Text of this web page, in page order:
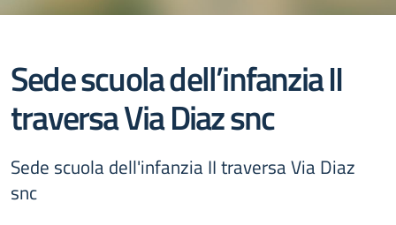
Sede scuola dell’infanzia II
traversa Via Diaz snc
Sede scuola dell'infanzia II traversa Via Diaz
snc